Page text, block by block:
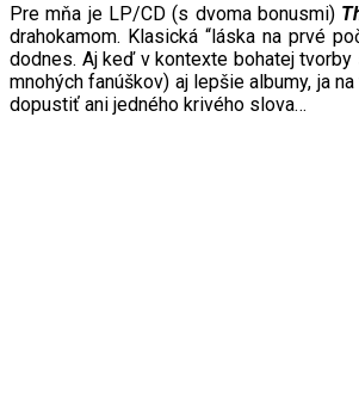
Pre mňa je LP/CD (s dvoma bonusmi)
drahokamom. Klasická “láska na prvé
dodnes. Aj keď v kontexte bohatej
mnohých fanúškov) aj lepšie albumy, ja
dopustiť ani jedného krivého slova…